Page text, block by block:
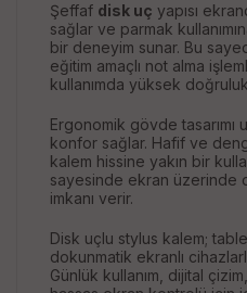
Şeffaf disk uç yapısı
sağlar ve parmak
bir deneyim sunar. Bu
eğitim amaçlı not alma
kullanımda yüksek
Ergonomik gövde tasarımı
konfor sağlar. Hafif ve
kalem hissine yakın bir
sayesinde ekran üzerinde
imkanı verir.
Disk uçlu stylus kalem;
dokunmatik ekranlı
Günlük kullanım, dijital